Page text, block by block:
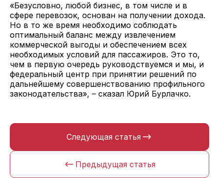
«Безусловно, любой бизнес, в том числе и в
сфере перевозок, основан на получении дохода.
Но в то же время необходимо соблюдать
оптимальный баланс между извлечением
коммерческой выгоды и обеспечением всех
необходимых условий для пассажиров. Это то,
чем в первую очередь руководствуемся и мы, и
федеральный центр при принятии решений по
дальнейшему совершенствованию профильного
законодательства», – сказал Юрий Бурлачко.
Предыдущая статья
Следующая статья